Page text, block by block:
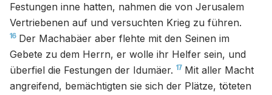
Festungen inne hatten, nahmen die von Jerusalem
Vertriebenen auf und versuchten Krieg zu führen.
16 Der Machabäer aber flehte mit den Seinen im
Gebete zu dem Herrn, er wolle ihr Helfer sein, und
überfiel die Festungen der Idumäer. 17 Mit aller Macht
angreifend, bemächtigten sie sich der Plätze, töteten